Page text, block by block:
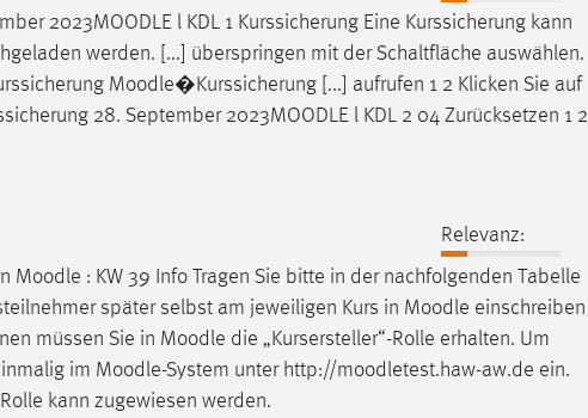
2023MOODLE l KDL 1 Kurssicherung Eine Kurssicherung kann
werden. [...] überspringen mit der Schaltfläche auswählen.
Moodle�Kurssicherung [...] aufrufen 1 2 Klicken Sie auf
28. September 2023MOODLE l KDL 2 04 Zurücksetzen 1 2
Relevanz:
Moodle : KW 39 Info Tragen Sie bitte in der nachfolgenden Tabelle
später selbst am jeweiligen Kurs in Moodle einschreiben
müssen Sie in Moodle die „Kursersteller“-Rolle erhalten. Um
im Moodle-System unter http://moodletest.haw-aw.de ein.
kann zugewiesen werden.